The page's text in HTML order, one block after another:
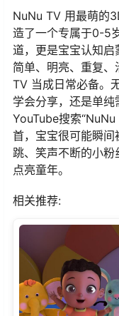
NuNu TV 用最萌的
造了一个专属于0-5
道，更是宝宝认知启
简单、明亮、重复
TV 当成日常必备。
学会分享，还是单
YouTube搜索
首，宝宝很可能瞬
跳、笑声不断的小
点亮童年。
相关推荐: